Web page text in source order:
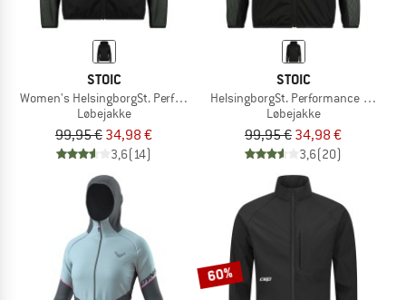
STOIC
Women's HelsingborgSt. Performance Hoody
Løbejakke
99,95 € 34,98 €
3,6(14)
STOIC
HelsingborgSt. Performance Hoody
Løbejakke
99,95 € 34,98 €
3,6(20)
60%